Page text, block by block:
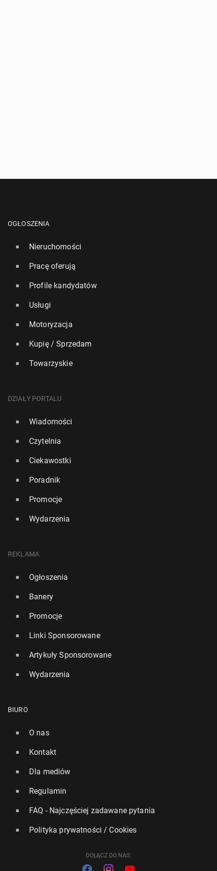
15 września 2021, 07:00
OGŁOSZENIA
Nieruchomości
Pracę oferują
Profile kandydatów
Usługi
Motoryzacja
Kupię / Sprzedam
Towarzyskie
DZIAŁY PORTALU
Wiadomości
Czytelnia
Ciekawostki
Poradnik
Promocje
Wydarzenia
REKLAMA
Ogłoszenia
Banery
Promocje
Linki Sponsorowane
Artykuły Sponsorowane
Wydarzenia
BIURO
O nas
Kontakt
Dla mediów
Regulamin
FAQ - Najczęściej zadawane pytania
Polityka prywatności / Cookies
DOŁĄCZ DO NAS: